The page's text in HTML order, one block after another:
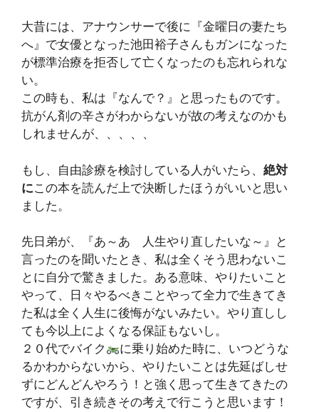
大昔には、アナウンサーで後に『金曜日の妻たち
へ』で女優となった池田裕子さんもガンになった
が標準治療を拒否して亡くなったのも忘れられな
い。
この時も、私は『なんで？』と思ったものです。
抗がん剤の辛さがわからないが故の考えなのかも
しれませんが、、、、、
もし、自由診療を検討している人がいたら、 絶対
にこの本を読んだ上で決断したほうがいいと思い
ました。
先日弟が、『あ～あ 人生やり直したいな～』と
言ったのを聞いたとき、私は全くそう思わないこ
とに自分で驚きました。ある意味、やりたいこと
やって、日々やるべきことやって全力で生きてき
た私は全く人生に後悔がないみたい。やり直しし
ても今以上によくなる保証もないし。
２０代でバイク
に乗り始めた時に、いつどうな
るかわからないから、やりたいことは先延ばしせ
ずにどんどんやろう！と強く思って生きてきたの
ですが、引き続きその考えで行こうと思います！